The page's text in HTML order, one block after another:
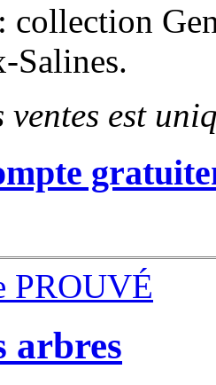
collection
Salines.
est
PROUVÉ
arbres